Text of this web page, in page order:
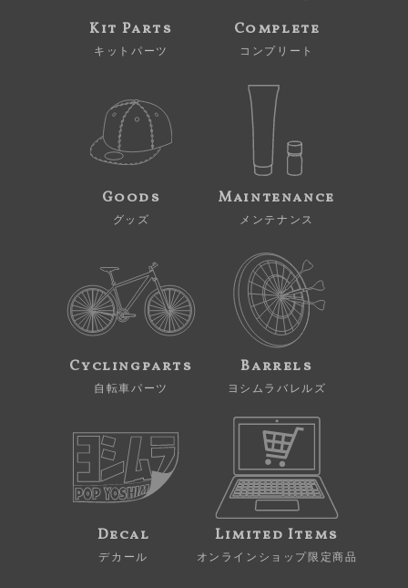
Kit Parts
キットパーツ
Complete
コンプリート
Goods
グッズ
Maintenance
メンテナンス
Cyclingparts
自転車パーツ
Barrels
ヨシムラバレルズ
Decal
デカール
Limited Items
オンラインショップ限定商品